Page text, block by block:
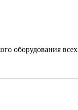
оборудования всех